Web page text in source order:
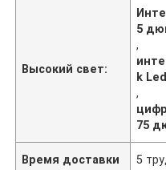
Высокий свет:
5
,
k Led
,
75
Время доставки 5